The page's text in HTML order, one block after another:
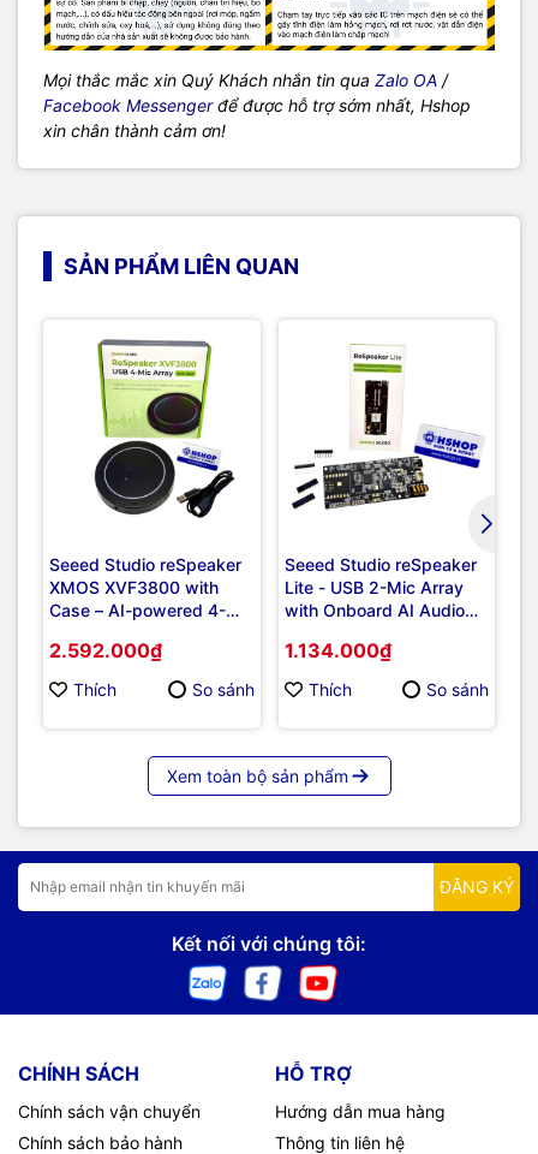
Mọi thắc mắc xin Quý Khách nhắn tin qua Zalo OA /
Facebook Messengerđể được hỗ trợ sớm nhất, Hshop
xin chân thành cảm ơn!
SẢN PHẨM LIÊN QUAN
Seeed Studio reSpeaker
XMOS XVF3800 with
Case – AI-powered 4-
Even in Noise
2.592.000₫
Thích So sánh
Seeed Studio reSpeaker
Lite - USB 2-Mic Array
with Onboard AI Audio
1.134.000₫
Thích So sánh
Xem toàn bộ sản phẩm
ĐĂNG KÝ
Kết nối với chúng tôi:
CHÍNH SÁCH
Chính sách vận chuyển
Chính sách bảo hành
HỖ TRỢ
Hướng dẫn mua hàng
Thông tin liên hệ